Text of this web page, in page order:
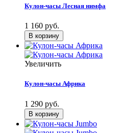
Кулон-часы Лесная нимфа
1 160 руб.
Увеличить
Кулон-часы Африка
1 290 руб.